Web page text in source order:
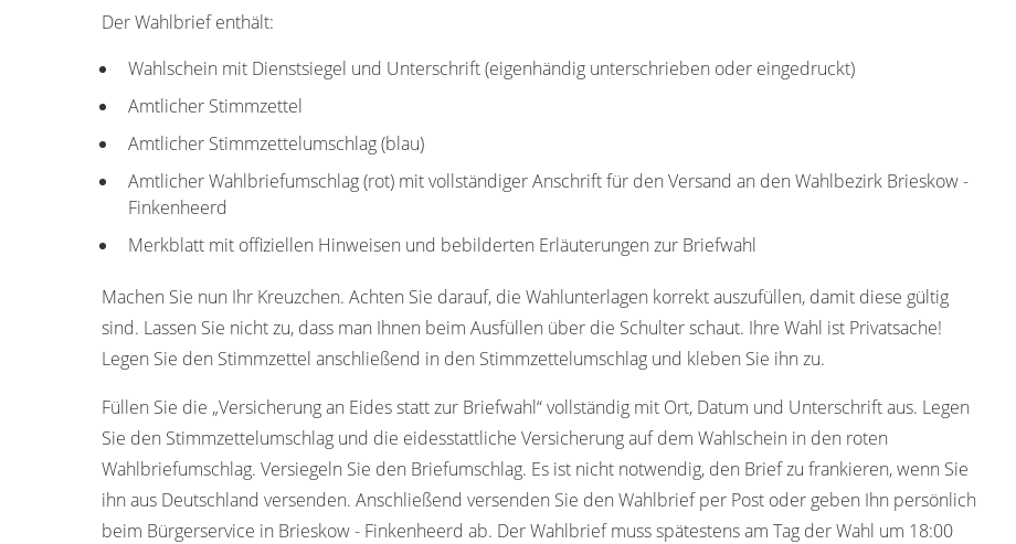
Der Wahlbrief enthält:
Wahlschein mit Dienstsiegel und Unterschrift (eigenhändig unterschrieben oder eingedruckt)
Amtlicher Stimmzettel
Amtlicher Stimmzettelumschlag (blau)
Amtlicher Wahlbriefumschlag (rot) mit vollständiger Anschrift für den Versand an den Wahlbezirk Brieskow -
Finkenheerd
Merkblatt mit offiziellen Hinweisen und bebilderten Erläuterungen zur Briefwahl
Machen Sie nun Ihr Kreuzchen. Achten Sie darauf, die Wahlunterlagen korrekt auszufüllen, damit diese gültig
sind. Lassen Sie nicht zu, dass man Ihnen beim Ausfüllen über die Schulter schaut. Ihre Wahl ist Privatsache!
Legen Sie den Stimmzettel anschließend in den Stimmzettelumschlag und kleben Sie ihn zu.
Füllen Sie die „Versicherung an Eides statt zur Briefwahl“ vollständig mit Ort, Datum und Unterschrift aus. Legen
Sie den Stimmzettelumschlag und die eidesstattliche Versicherung auf dem Wahlschein in den roten
Wahlbriefumschlag. Versiegeln Sie den Briefumschlag. Es ist nicht notwendig, den Brief zu frankieren, wenn Sie
ihn aus Deutschland versenden. Anschließend versenden Sie den Wahlbrief per Post oder geben Ihn persönlich
beim Bürgerservice in Brieskow - Finkenheerd ab. Der Wahlbrief muss spätestens am Tag der Wahl um 18:00